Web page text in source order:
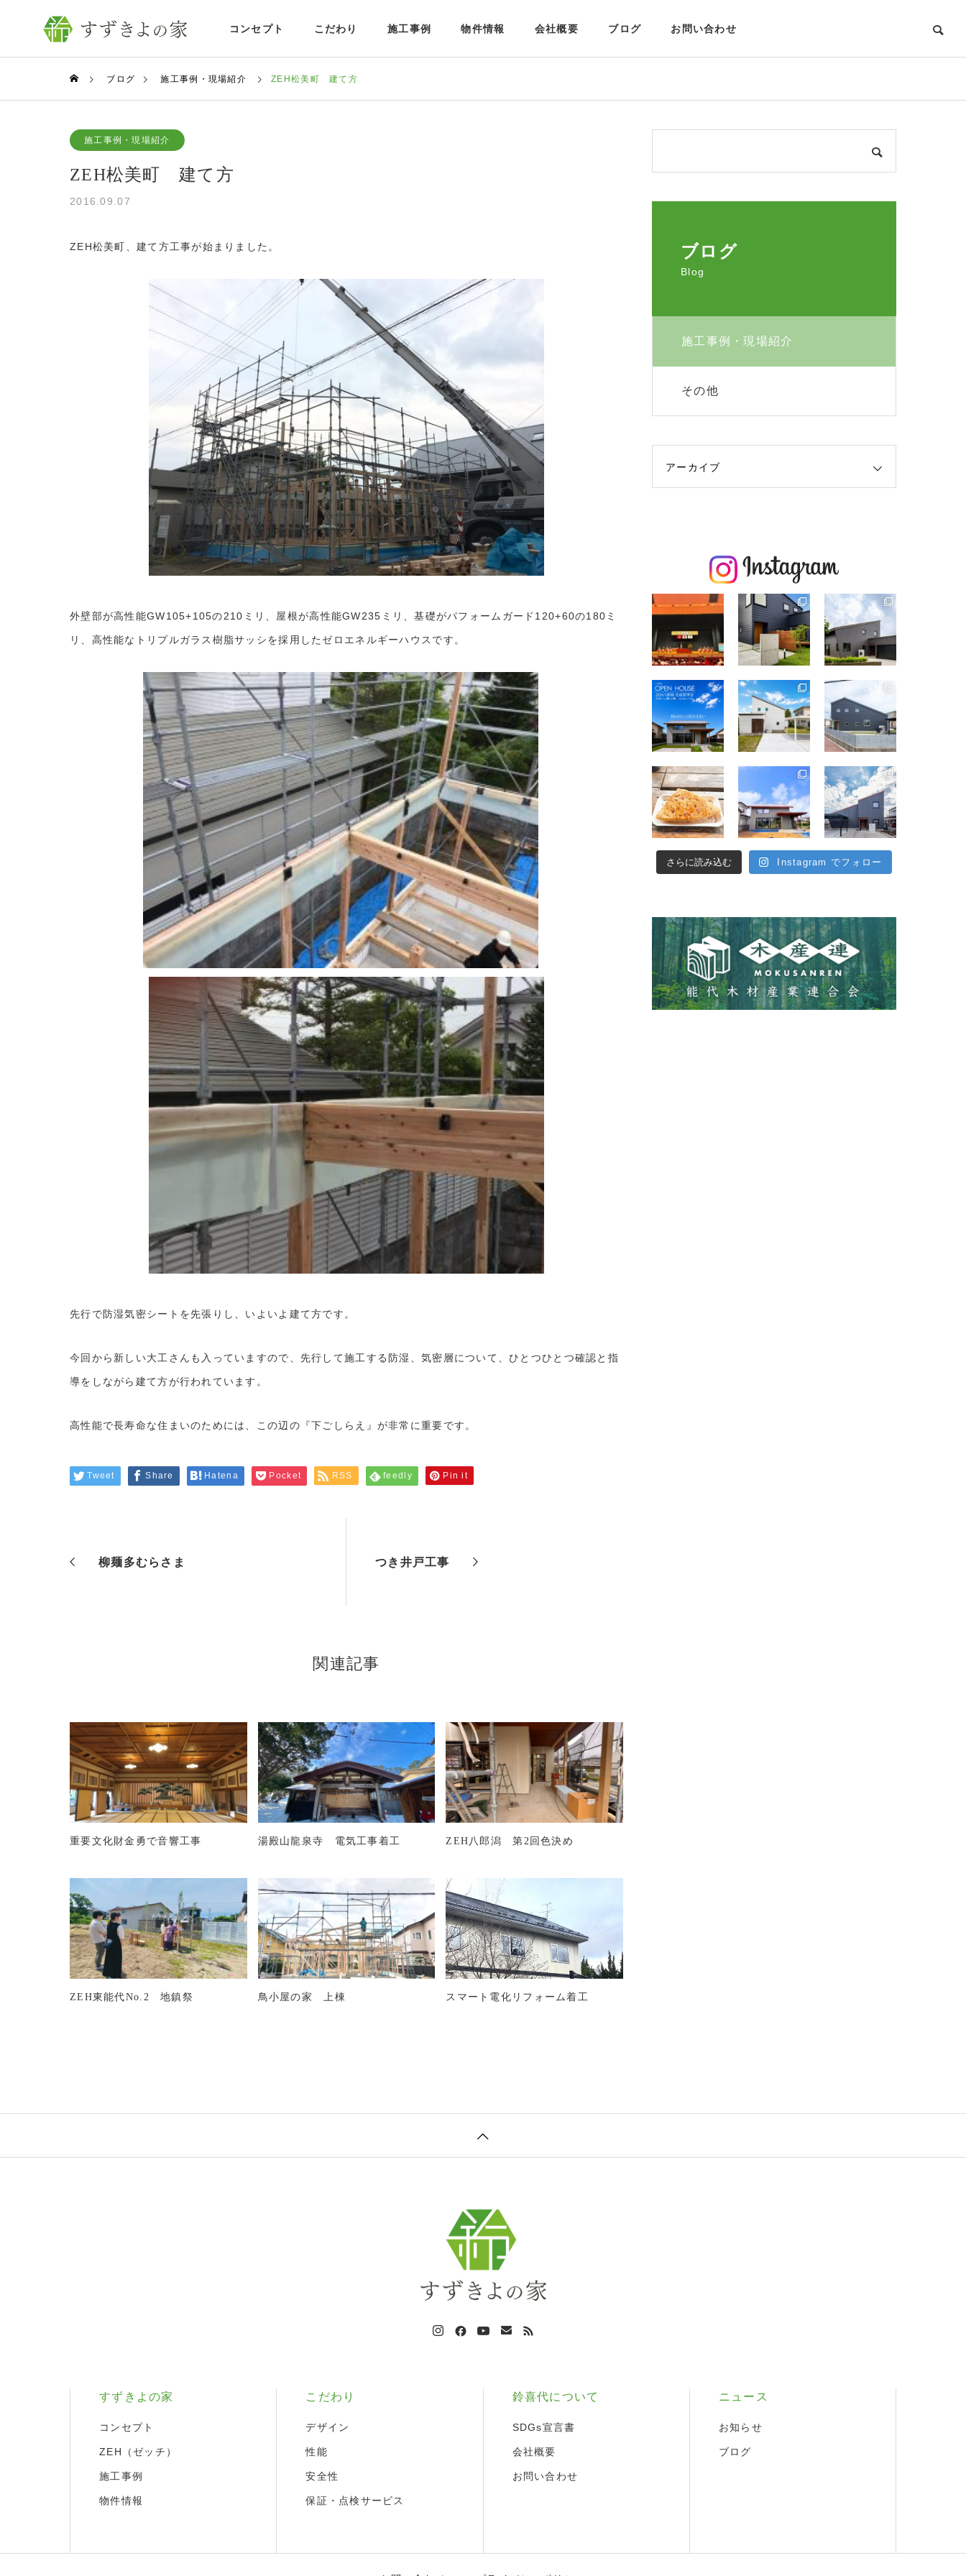
コンセプト こだわり 施工事例 物件情報 会社概要 ブログ お問い合わせ
ブログ 施工事例・現場紹介 ZEH松美町 建て方
施工事例・現場紹介
ZEH松美町 建て方
2016.09.07
ZEH松美町、建て方工事が始まりました。
外壁部が高性能GW105+105の210ミリ、屋根が高性能GW235ミリ、基礎がパフォームガード120+60の180ミ
リ、高性能なトリプルガラス樹脂サッシを採用したゼロエネルギーハウスです。
先行で防湿気密シートを先張りし、いよいよ建て方です。
今回から新しい大工さんも入っていますので、先行して施工する防湿、気密層について、ひとつひとつ確認と指
導をしながら建て方が行われています。
高性能で長寿命な住まいのためには、この辺の『下ごしらえ』が非常に重要です。
Tweet Share Hatena Pocket RSS feedly Pin it
柳麺多むらさま つき井戸工事
関連記事
重要文化財金勇で音響工事 湯殿山龍泉寺 電気工事着工 ZEH八郎潟 第2回色決め
ZEH東能代No.2 地鎮祭 鳥小屋の家 上棟 スマート電化リフォーム着工
ブログ
Blog
施工事例・現場紹介
その他
アーカイブ
さらに読み込む Instagram でフォロー
すずきよの家
コンセプト
ZEH（ゼッチ）
施工事例
物件情報
こだわり
デザイン
性能
安全性
保証・点検サービス
鈴喜代について
SDGs宣言書
会社概要
お問い合わせ
ニュース
お知らせ
ブログ